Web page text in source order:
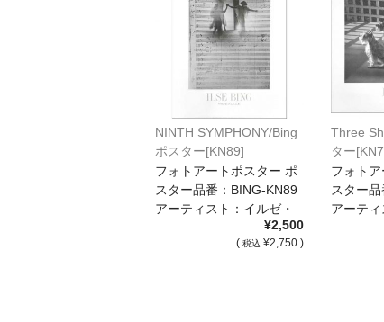
NINTH SYMPHONY/Bing
ポスター[KN89]
フォトアートポスター ポ
スター品番：BING-KN89
アーティスト：イルゼ・
¥2,500
( 税込 ¥2,750 )
Three
ター
フォト
スター
アーティ